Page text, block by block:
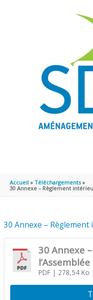
Accueil
Téléchargements
30 Annexe – Règlement
30 Annexe – Règlement
30 Annexe
l’Assemblée
PDF| 278,54 Ko